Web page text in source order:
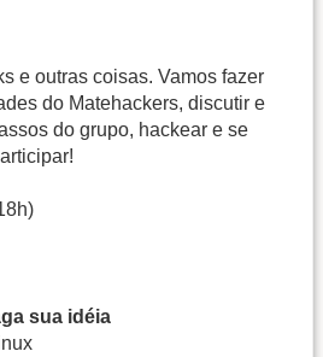
e outras coisas. Vamos fazer
do Matehackers, discutir e
do grupo, hackear e se
sua idéia